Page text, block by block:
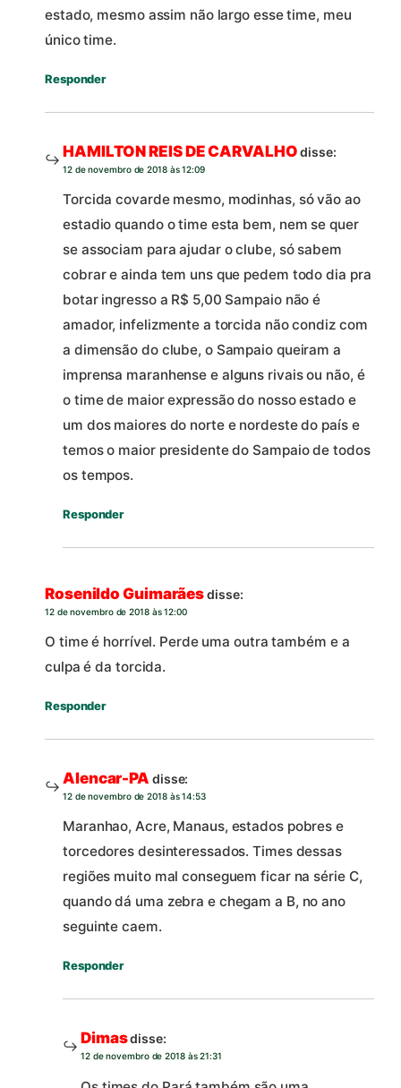
estado, mesmo assim não largo esse time, meu
único time.
Responder
HAMILTON REIS DE CARVALHO disse:
12 de novembro de 2018 às 12:09
Torcida covarde mesmo, modinhas, só vão ao
estadio quando o time esta bem, nem se quer
se associam para ajudar o clube, só sabem
cobrar e ainda tem uns que pedem todo dia pra
botar ingresso a R$ 5,00 Sampaio não é
amador, infelizmente a torcida não condiz com
a dimensão do clube, o Sampaio queiram a
imprensa maranhense e alguns rivais ou não, é
o time de maior expressão do nosso estado e
um dos maiores do norte e nordeste do país e
temos o maior presidente do Sampaio de todos
os tempos.
Responder
Rosenildo Guimarãesdisse:
12 de novembro de 2018 às 12:00
O time é horrível. Perde uma outra também e a
culpa é da torcida.
Responder
Alencar-PA disse:
12 de novembro de 2018 às 14:53
Maranhao, Acre, Manaus, estados pobres e
torcedores desinteressados. Times dessas
regiões muito mal conseguem ficar na série C,
quando dá uma zebra e chegam a B, no ano
seguinte caem.
Responder
Dimasdisse:
12 de novembro de 2018 às 21:31